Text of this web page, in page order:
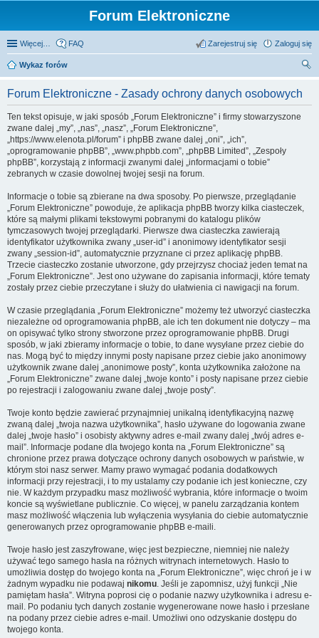
Forum Elektroniczne
Więcej… FAQ Zaloguj się
Zarejestruj się
Wykaz forów
Forum Elektroniczne - Zasady ochrony danych osobowych
Ten tekst opisuje, w jaki sposób „Forum Elektroniczne” i firmy stowarzyszone
zwane dalej „my”, „nas”, „nasz”, „Forum Elektroniczne”,
„https://www.elenota.pl/forum” i phpBB zwane dalej „oni”, „ich”,
„oprogramowanie phpBB”, „www.phpbb.com”, „phpBB Limited”, „Zespoły
phpBB”, korzystają z informacji zwanymi dalej „informacjami o tobie”
zebranych w czasie dowolnej twojej sesji na forum.
Informacje o tobie są zbierane na dwa sposoby. Po pierwsze, przeglądanie
„Forum Elektroniczne” powoduje, że aplikacja phpBB tworzy kilka ciasteczek,
które są małymi plikami tekstowymi pobranymi do katalogu plików
tymczasowych twojej przeglądarki. Pierwsze dwa ciasteczka zawierają
identyfikator użytkownika zwany „user-id” i anonimowy identyfikator sesji
zwany „session-id”, automatycznie przyznane ci przez aplikację phpBB.
Trzecie ciasteczko zostanie utworzone, gdy przejrzysz chociaż jeden temat na
„Forum Elektroniczne”. Jest ono używane do zapisania informacji, które tematy
zostały przez ciebie przeczytane i służy do ułatwienia ci nawigacji na forum.
W czasie przeglądania „Forum Elektroniczne” możemy też utworzyć ciasteczka
niezależne od oprogramowania phpBB, ale ich ten dokument nie dotyczy – ma
on opisywać tylko strony stworzone przez oprogramowanie phpBB. Drugi
sposób, w jaki zbieramy informacje o tobie, to dane wysyłane przez ciebie do
nas. Mogą być to między innymi posty napisane przez ciebie jako anonimowy
użytkownik zwane dalej „anonimowe posty”, konta użytkownika założone na
„Forum Elektroniczne” zwane dalej „twoje konto” i posty napisane przez ciebie
po rejestracji i zalogowaniu zwane dalej „twoje posty”.
Twoje konto będzie zawierać przynajmniej unikalną identyfikacyjną nazwę
zwaną dalej „twoja nazwa użytkownika”, hasło używane do logowania zwane
dalej „twoje hasło” i osobisty aktywny adres e-mail zwany dalej „twój adres e-
mail”. Informacje podane dla twojego konta na „Forum Elektroniczne” są
chronione przez prawa dotyczące ochrony danych osobowych w państwie, w
którym stoi nasz serwer. Mamy prawo wymagać podania dodatkowych
informacji przy rejestracji, i to my ustalamy czy podanie ich jest konieczne, czy
nie. W każdym przypadku masz możliwość wybrania, które informacje o twoim
koncie są wyświetlane publicznie. Co więcej, w panelu zarządzania kontem
masz możliwość włączenia lub wyłączenia wysyłania do ciebie automatycznie
generowanych przez oprogramowanie phpBB e-maili.
Twoje hasło jest zaszyfrowane, więc jest bezpieczne, niemniej nie należy
używać tego samego hasła na różnych witrynach internetowych. Hasło to
umożliwia dostęp do twojego konta na „Forum Elektroniczne”, więc chroń je i w
żadnym wypadku nie podawaj nikomu. Jeśli je zapomnisz, użyj funkcji „Nie
pamiętam hasła”. Witryna poprosi cię o podanie nazwy użytkownika i adresu e-
mail. Po podaniu tych danych zostanie wygenerowane nowe hasło i przesłane
na podany przez ciebie adres e-mail. Umożliwi ono odzyskanie dostępu do
twojego konta.